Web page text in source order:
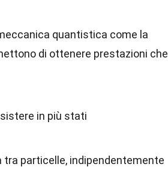
quantistica come la
di ottenere prestazioni che
in più stati
particelle, indipendentemente